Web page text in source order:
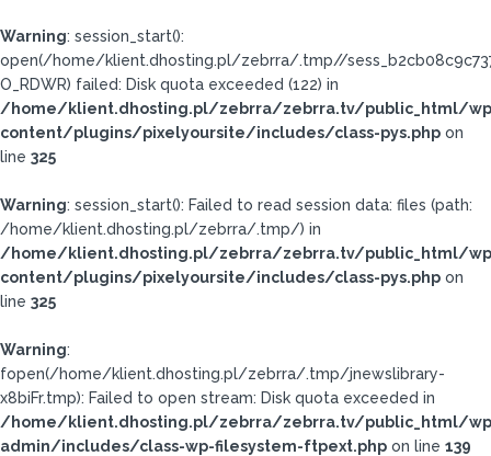
Warning: session_start():
open(/home/klient.dhosting.pl/zebrra/.tmp//
O_RDWR) failed: Disk quota exceeded (122) in
/home/klient.dhosting.pl/zebrra/zebrra.tv/public_html/
content/plugins/pixelyoursite/includes/class-pys.php on
line 325
Warning: session_start(): Failed to read session data: files (path:
/home/klient.dhosting.pl/zebrra/.tmp/) in
/home/klient.dhosting.pl/zebrra/zebrra.tv/public_html/
content/plugins/pixelyoursite/includes/class-pys.php on
line 325
Warning:
fopen(/home/klient.dhosting.pl/zebrra/.tmp/jnewslibrary-
x8biFr.tmp): Failed to open stream: Disk quota exceeded in
/home/klient.dhosting.pl/zebrra/zebrra.tv/public_html/
admin/includes/class-wp-filesystem-ftpext.php on line 139